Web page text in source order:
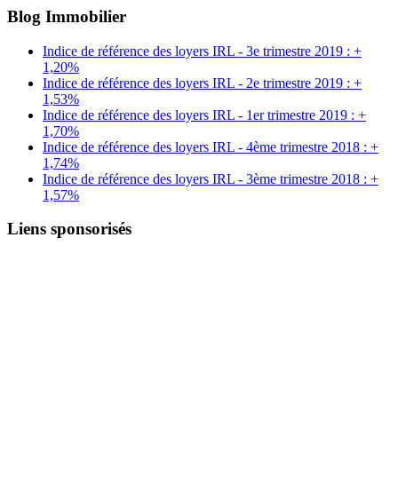
Blog Immobilier
Indice de référence des loyers IRL - 3e trimestre 2019 : +
1,20%
Indice de référence des loyers IRL - 2e trimestre 2019 : +
1,53%
Indice de référence des loyers IRL - 1er trimestre 2019 : +
1,70%
Indice de référence des loyers IRL - 4ème trimestre 2018 : +
1,74%
Indice de référence des loyers IRL - 3ème trimestre 2018 : +
1,57%
Liens sponsorisés